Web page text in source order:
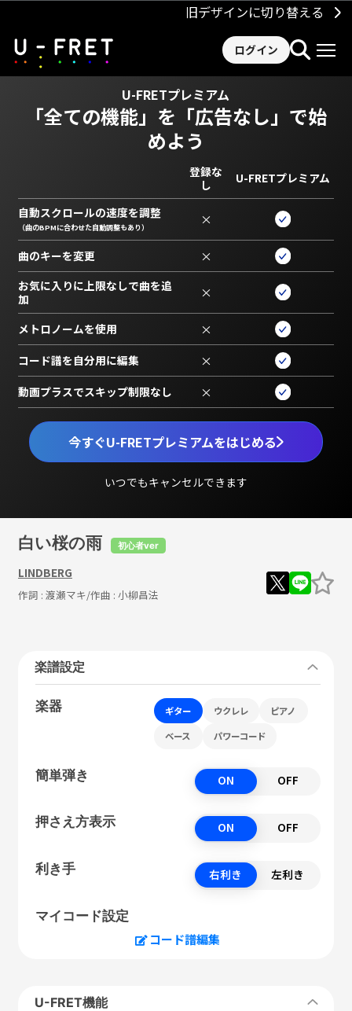
旧デザインに切り替える
ログイン
U-FRETプレミアム
「全ての機能」を 「広告なし」で始
めよう
今すぐU-FRETプレミアムをはじめる
いつでもキャンセルできます
登録な
し
U-FRETプレミアム
自動スクロールの速度を調整
（曲のBPMに合わせた自動調整もあり） ×
曲のキーを変更 ×
お気に入りに上限なしで曲を追
加
×
メトロノームを使用 ×
コード譜を自分用に編集 ×
動画プラスでスキップ制限なし ×
白い桜の雨 初心者ver
LINDBERG
作詞 : 渡瀬マキ/作曲 : 小柳昌法
楽譜設定
楽器 ギター ウクレレ ピアノ
ベース パワーコード
簡単弾き ON OFF
押さえ方表示 ON OFF
利き手 右利き 左利き
マイコード設定
コード譜編集
U-FRET機能